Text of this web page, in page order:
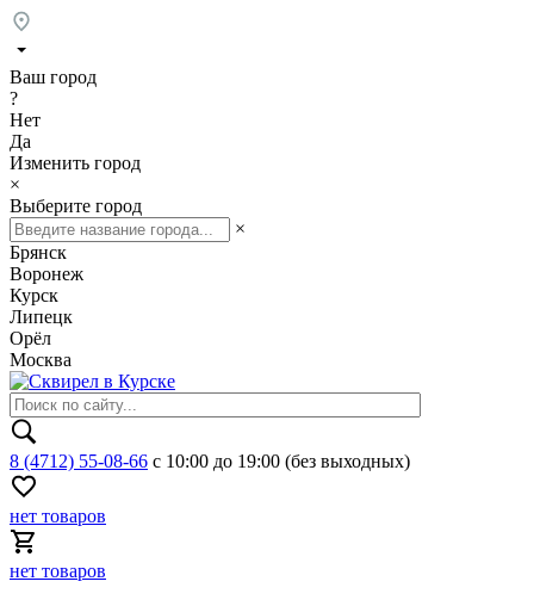
Ваш город
?
Нет
Да
Изменить город
×
Выберите город
×
Брянск
Воронеж
Курск
Липецк
Орёл
Москва
8 (4712) 55-08-66 с 10:00 до 19:00 (без выходных)
нет товаров
нет товаров